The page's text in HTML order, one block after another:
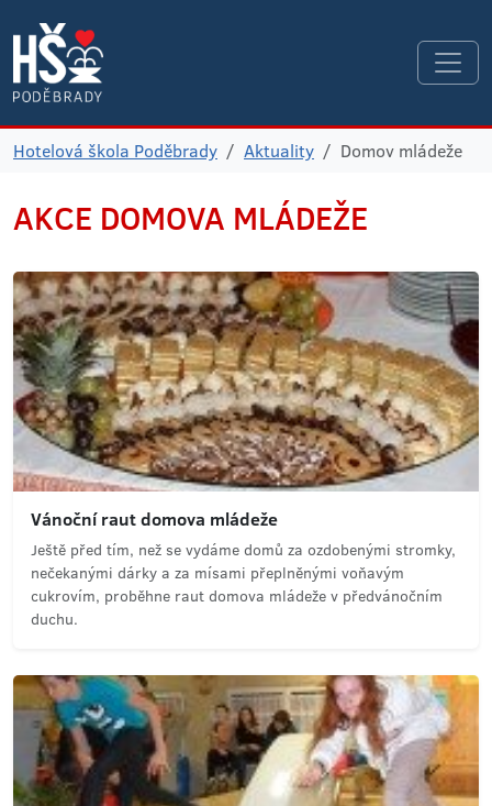
Hotelová škola Poděbrady Aktuality Domov mládeže
AKCE DOMOVA MLÁDEŽE
Vánoční raut domova mládeže
Ještě před tím, než se vydáme domů za ozdobenými stromky,
nečekanými dárky a za mísami přeplněnými voňavým
cukrovím, proběhne raut domova mládeže v předvánočním
duchu.